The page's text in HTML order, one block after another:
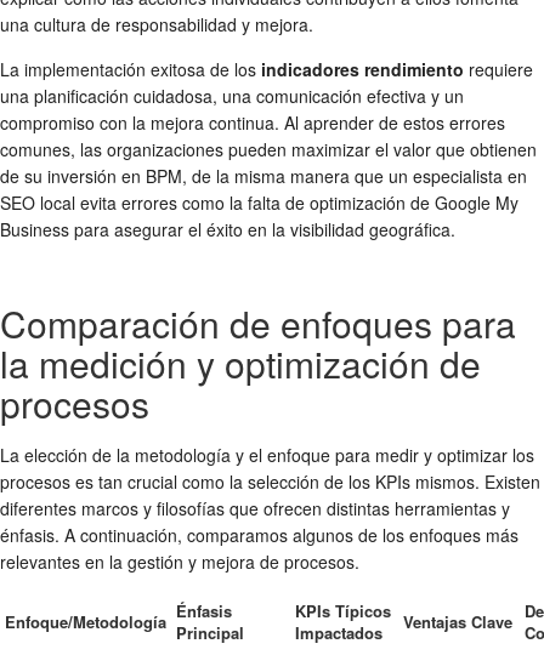
una cultura de responsabilidad y mejora.
La implementación exitosa de los indicadores rendimiento requiere
una planificación cuidadosa, una comunicación efectiva y un
compromiso con la mejora continua. Al aprender de estos errores
comunes, las organizaciones pueden maximizar el valor que obtienen
de su inversión en BPM, de la misma manera que un especialista en
SEO local evita errores como la falta de optimización de Google My
Business para asegurar el éxito en la visibilidad geográfica.
Comparación de enfoques para
la medición y optimización de
procesos
La elección de la metodología y el enfoque para medir y optimizar los
procesos es tan crucial como la selección de los KPIs mismos. Existen
diferentes marcos y filosofías que ofrecen distintas herramientas y
énfasis. A continuación, comparamos algunos de los enfoques más
relevantes en la gestión y mejora de procesos.
Enfoque/Metodología Énfasis
Principal
KPIs Típicos
Impactados
Ventajas Clave